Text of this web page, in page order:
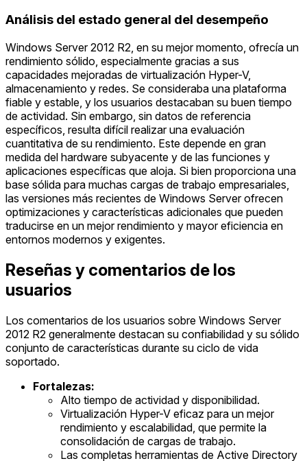
Análisis del estado general del desempeño
Windows Server 2012 R2, en su mejor momento, ofrecía un
rendimiento sólido, especialmente gracias a sus
capacidades mejoradas de virtualización Hyper-V,
almacenamiento y redes. Se consideraba una plataforma
fiable y estable, y los usuarios destacaban su buen tiempo
de actividad. Sin embargo, sin datos de referencia
específicos, resulta difícil realizar una evaluación
cuantitativa de su rendimiento. Este depende en gran
medida del hardware subyacente y de las funciones y
aplicaciones específicas que aloja. Si bien proporciona una
base sólida para muchas cargas de trabajo empresariales,
las versiones más recientes de Windows Server ofrecen
optimizaciones y características adicionales que pueden
traducirse en un mejor rendimiento y mayor eficiencia en
entornos modernos y exigentes.
Reseñas y comentarios de los
usuarios
Los comentarios de los usuarios sobre Windows Server
2012 R2 generalmente destacan su confiabilidad y su sólido
conjunto de características durante su ciclo de vida
soportado.
Fortalezas:
Alto tiempo de actividad y disponibilidad.
Virtualización Hyper-V eficaz para un mejor
rendimiento y escalabilidad, que permite la
consolidación de cargas de trabajo.
Las completas herramientas de Active Directory